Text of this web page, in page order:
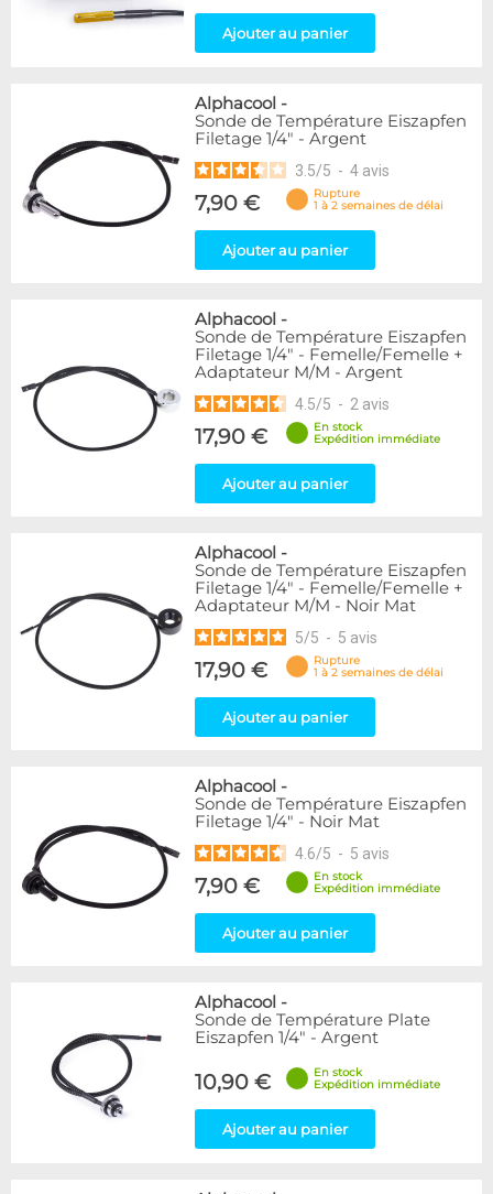
Ajouter au panier
Alphacool -
Sonde de Température Eiszapfen
Filetage 1/4" - Argent
3.5/5 - 4 avis
7,90 €
Rupture
1 à 2 semaines de délai
Ajouter au panier
Alphacool -
Sonde de Température Eiszapfen
Filetage 1/4" - Femelle/Femelle +
Adaptateur M/M - Argent
4.5/5 - 2 avis
17,90 €
En stock
Expédition immédiate
Ajouter au panier
Alphacool -
Sonde de Température Eiszapfen
Filetage 1/4" - Femelle/Femelle +
Adaptateur M/M - Noir Mat
5/5 - 5 avis
17,90 €
Rupture
1 à 2 semaines de délai
Ajouter au panier
Alphacool -
Sonde de Température Eiszapfen
Filetage 1/4" - Noir Mat
4.6/5 - 5 avis
7,90 €
En stock
Expédition immédiate
Ajouter au panier
Alphacool -
Sonde de Température Plate
Eiszapfen 1/4" - Argent
10,90 €
En stock
Expédition immédiate
Ajouter au panier